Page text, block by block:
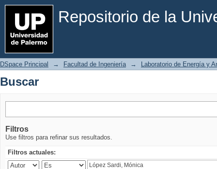
Repositorio de la
Buscar
DSpace Principal → Facultad de Ingeniería → Laboratorio de Energía y
Buscar
Filtros
Use filtros para refinar sus resultados.
Filtros actuales: